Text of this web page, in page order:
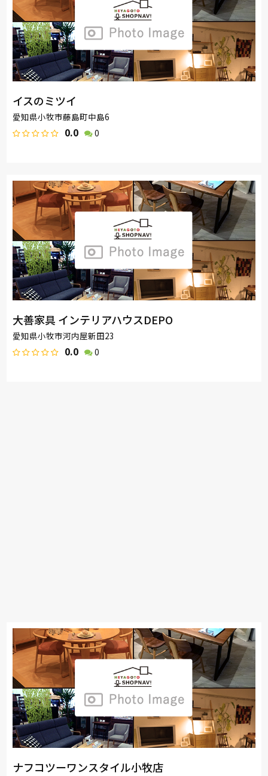
EARLY-TIMES/アーリー・タイムス アルファ 大雪木工
旭川の家具 シラカワ MARUICHI
イスのミツイ
愛知県小牧市藤島町中島6
0.0 0
大善家具 インテリアハウスDEPO
愛知県小牧市河内屋新田23
0.0 0
ナフコツーワンスタイル小牧店